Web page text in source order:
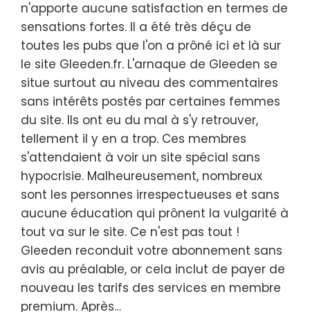
n'apporte aucune satisfaction en termes de
sensations fortes. Il a été très déçu de
toutes les pubs que l'on a prôné ici et là sur
le site Gleeden.fr. L'arnaque de Gleeden se
situe surtout au niveau des commentaires
sans intérêts postés par certaines femmes
du site. Ils ont eu du mal à s'y retrouver,
tellement il y en a trop. Ces membres
s'attendaient à voir un site spécial sans
hypocrisie. Malheureusement, nombreux
sont les personnes irrespectueuses et sans
aucune éducation qui prônent la vulgarité à
tout va sur le site. Ce n'est pas tout !
Gleeden reconduit votre abonnement sans
avis au préalable, or cela inclut de payer de
nouveau les tarifs des services en membre
premium. Après…